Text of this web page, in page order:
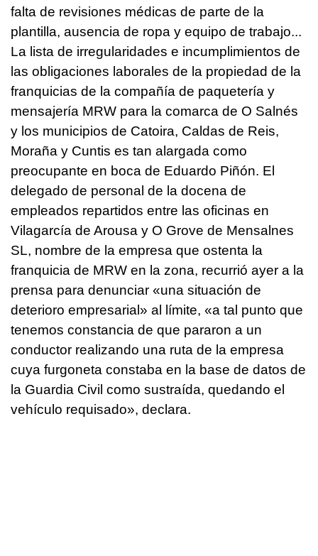
falta de revisiones médicas de parte de la
plantilla, ausencia de ropa y equipo de trabajo...
La lista de irregularidades e incumplimientos de
las obligaciones laborales de la propiedad de la
franquicias de la compañía de paquetería y
mensajería MRW para la comarca de O Salnés
y los municipios de Catoira, Caldas de Reis,
Moraña y Cuntis es tan alargada como
preocupante en boca de Eduardo Piñón. El
delegado de personal de la docena de
empleados repartidos entre las oficinas en
Vilagarcía de Arousa y O Grove de Mensalnes
SL, nombre de la empresa que ostenta la
franquicia de MRW en la zona, recurrió ayer a la
prensa para denunciar «una situación de
deterioro empresarial» al límite, «a tal punto que
tenemos constancia de que pararon a un
conductor realizando una ruta de la empresa
cuya furgoneta constaba en la base de datos de
la Guardia Civil como sustraída, quedando el
vehículo requisado», declara.